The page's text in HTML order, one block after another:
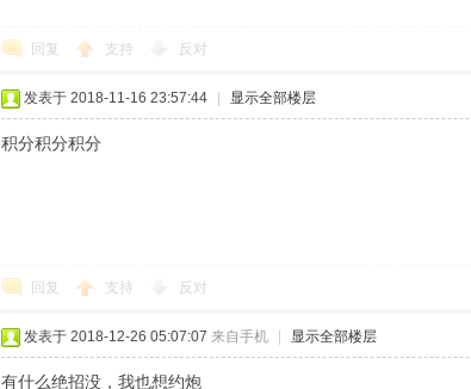
回复 支持 反对
发表于 2018-11-16 23:57:44 显示全部楼层
积分积分积分
回复 支持 反对
发表于 2018-12-26 05:07:07 来自手机 显示全部楼层
有什么绝招没，我也想约炮